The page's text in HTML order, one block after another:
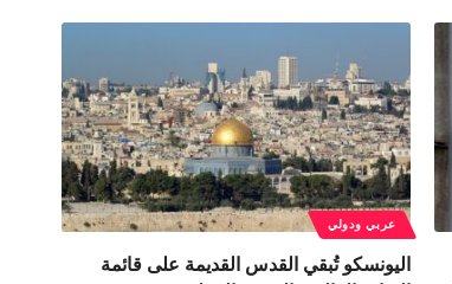
عربي ودولي
اليونسكو تُبقي القدس القديمة على قائمة